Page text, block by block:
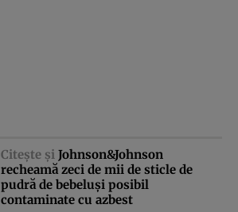
Citeşte şi Johnson&Johnson
recheamă zeci de mii de sticle de
pudră de bebeluşi posibil
contaminate cu azbest